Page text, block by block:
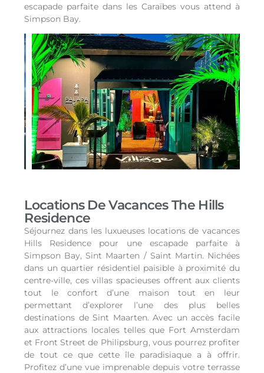
escapade parfaite dans les Caraïbes vous attend à
Simpson Bay.
Locations De Vacances The Hills
Residence
Séjournez dans les luxueuses locations de vacances
Hills Residence pour une escapade parfaite à
Simpson Bay, Sint Maarten / Saint Martin. Nichées
dans un quartier résidentiel paisible à proximité du
centre-ville, ces villas spacieuses offrent aux clients
tout le confort d’une maison tout en leur
permettant d’explorer l’une des plus belles
destinations de Sint Maarten. Avec un accès facile
aux attractions locales telles que Fort Amsterdam
et Front Street de Philipsburg, vous pourrez profiter
de tout ce que cette île paradisiaque a à offrir.
Profitez d’une vue imprenable depuis votre terrasse